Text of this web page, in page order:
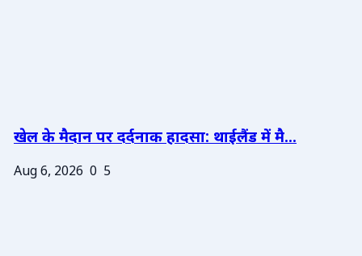
खेल के मैदान पर दर्दनाक हादसा: थाईलैंड में मै...
Aug 6, 2026 0 5